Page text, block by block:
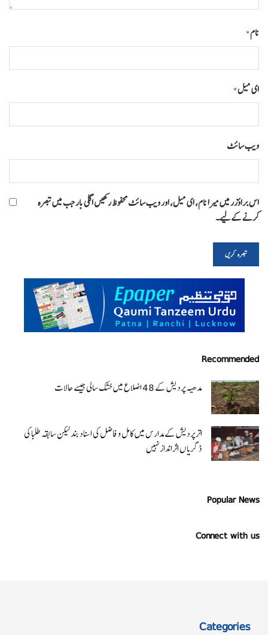
نام*
ای میل*
ویب‌ سائٹ
اس براؤزر میں میرا نام، ای میل، اور ویب سائٹ محفوظ رکھیں اگلی بار جب میں تبصرہ
کرنے کےلیے۔
Recommended
مدھیہ پردیش کے 48 اضلاع میں خشک سالی جیسے حالات
اتر پردیش کےمدارس میں کامل و فاضل کی اسناد بند لیکن سابقہ طلبا کی
ڈگریا ں اثرانداز نہیں
Popular News
Connect with us
Categories